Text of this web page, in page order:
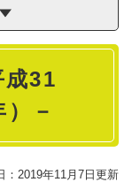
31
－
：2019年11月7日更新